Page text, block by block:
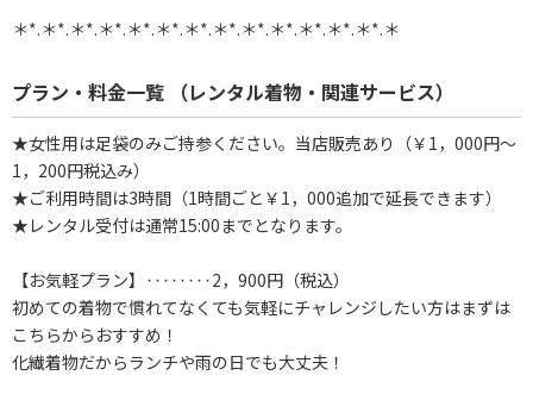
＊*.＊*.＊*.＊*.＊*.＊*.＊*.＊*.＊*.＊*.＊*.＊*.＊*.＊
プラン・料金一覧 （レンタル着物・関連サービス）
★女性用は足袋のみご持参ください。当店販売あり（￥1，000円～
1，200円税込み）
★ご利用時間は3時間（1時間ごと￥1，000追加で延長できます）
★レンタル受付は通常15:00までとなります。
【お気軽プラン】‥‥‥‥2，900円（税込）
初めての着物で慣れてなくても気軽にチャレンジしたい方はまずは
こちらからおすすめ！
化繊着物だからランチや雨の日でも大丈夫！